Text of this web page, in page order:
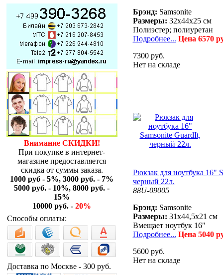
Внимание СКИДКИ!
При покупке в интернет-
магазине предоставляется
скидка от суммы заказа.
1000 руб - 5%, 3000 руб. - 7%
5000 руб. - 10%, 8000 руб. -
15%
10000 руб. - 20%
Способы оплаты:
Доставка по Москве - 300 руб.
Брэнд: Samsonite
Размеры: 32x44x25 см
Полиэстер; полиуретан
Подробнее... Цена 6570
7300 руб.
Нет на складе
Рюкзак для ноутбука 16"
черный 22л.
88U-09005
Брэнд: Samsonite
Размеры: 31x44,5x21 см
Вмещает ноутбук 16"
Подробнее... Цена 5040
5600 руб.
Нет на складе